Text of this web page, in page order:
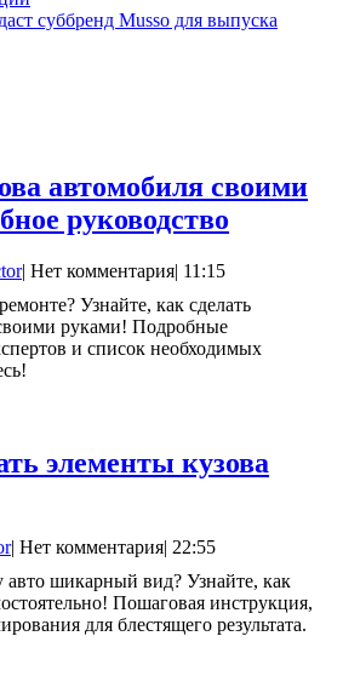
суббренд Musso для выпуска
автомобиля своими
руководство
своими
руками:
Redactor
| Нет комментария| 11:15
руками! Подробные
и список необходимых
элементы кузова
Redactor
| Нет комментария| 22:55
Пошаговая инструкция,
для блестящего результата.